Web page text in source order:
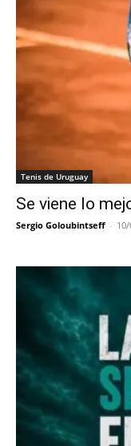
Tenis de Uruguay
Se viene lo
Sergio Goloubintseff -